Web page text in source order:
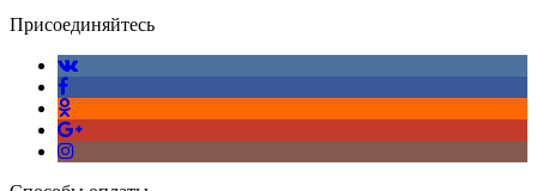
Присоединяйтесь